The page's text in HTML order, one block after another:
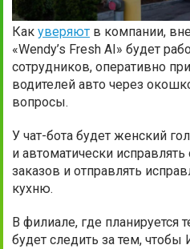
Как уверяют в компании,
«Wendy’s Fresh AI» будет
сотрудников, оперативно
водителей авто через
вопросы.
У чат-бота будет женский
и автоматически
заказов и отправлять
кухню.
В филиале, где планируется
будет следить за тем, чтобы